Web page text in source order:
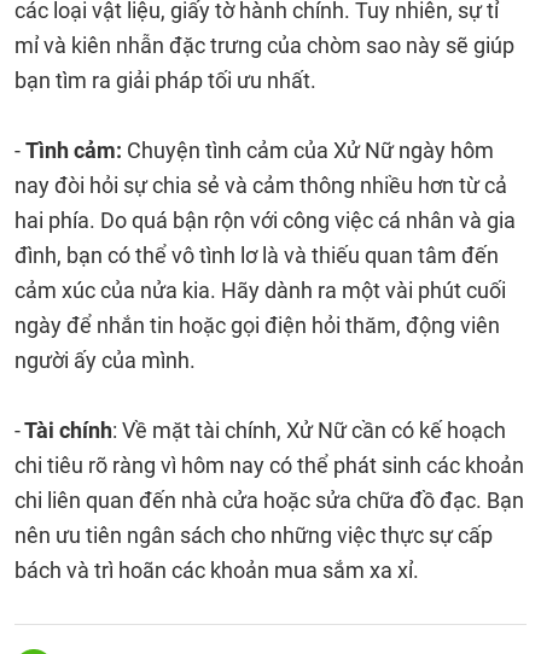
các loại vật liệu, giấy tờ hành chính. Tuy nhiên, sự tỉ
mỉ và kiên nhẫn đặc trưng của chòm sao này sẽ giúp
bạn tìm ra giải pháp tối ưu nhất.
-Tình cảm: Chuyện tình cảm của Xử Nữ ngày hôm
nay đòi hỏi sự chia sẻ và cảm thông nhiều hơn từ cả
hai phía. Do quá bận rộn với công việc cá nhân và gia
đình, bạn có thể vô tình lơ là và thiếu quan tâm đến
cảm xúc của nửa kia. Hãy dành ra một vài phút cuối
ngày để nhắn tin hoặc gọi điện hỏi thăm, động viên
người ấy của mình.
-Tài chính: Về mặt tài chính, Xử Nữ cần có kế hoạch
chi tiêu rõ ràng vì hôm nay có thể phát sinh các khoản
chi liên quan đến nhà cửa hoặc sửa chữa đồ đạc. Bạn
nên ưu tiên ngân sách cho những việc thực sự cấp
bách và trì hoãn các khoản mua sắm xa xỉ.